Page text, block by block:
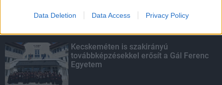
Data Deletion Data Access Privacy Policy
Kecskeméten is szakirányú
továbbképzésekkel erősít a Gál Ferenc
Egyetem